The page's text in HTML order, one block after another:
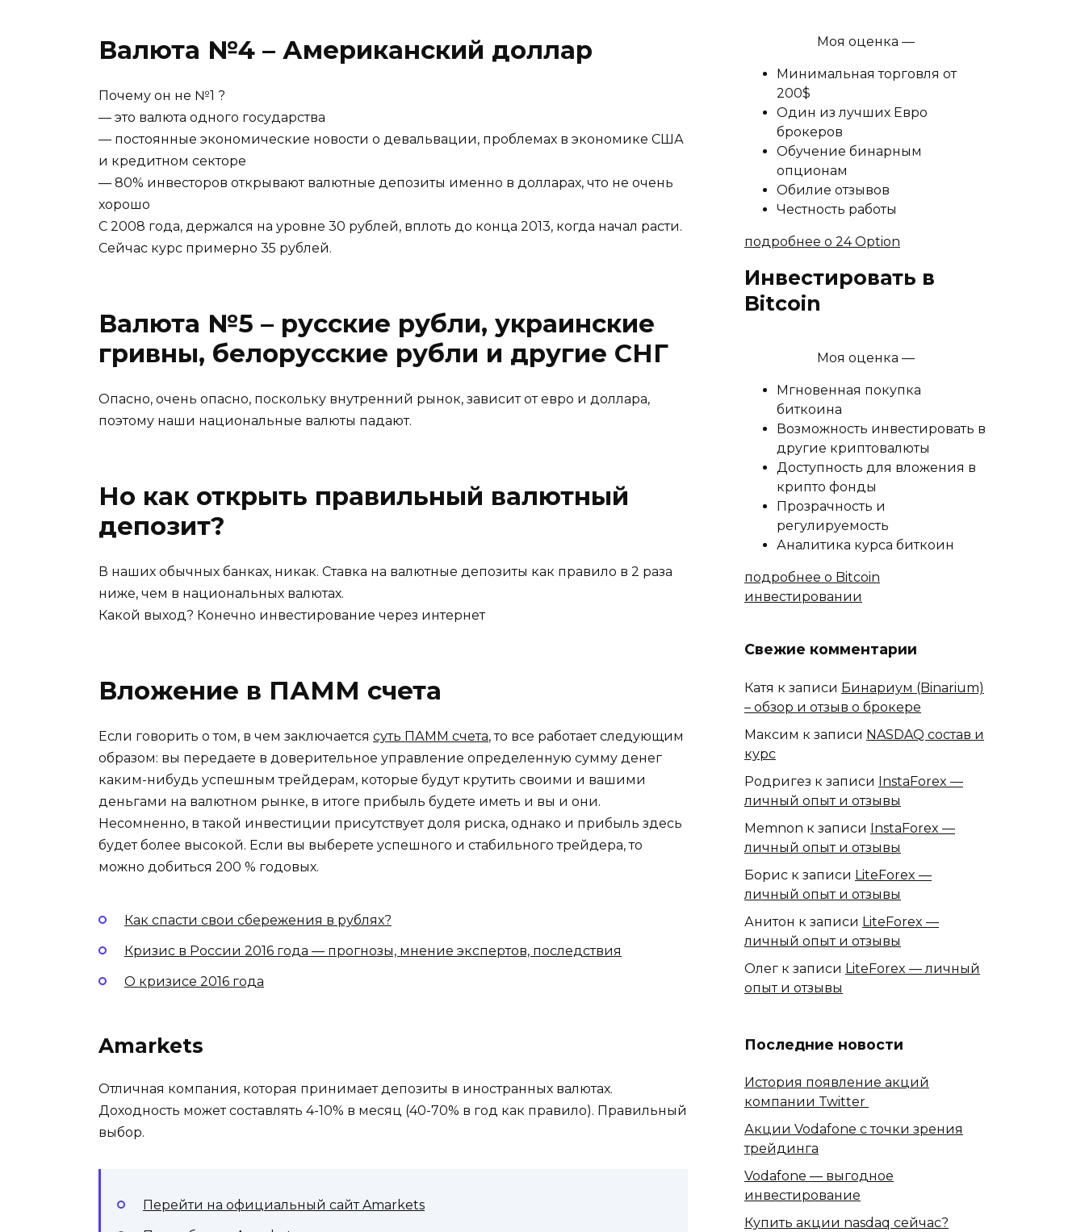
Валюта №4 – Американский доллар
Почему он не №1 ?
— это валюта одного государства
— постоянные экономические новости о девальвации, проблемах в экономике США
и кредитном секторе
— 80% инвесторов открывают валютные депозиты именно в долларах, что не очень
хорошо
С 2008 года, держался на уровне 30 рублей, вплоть до конца 2013, когда начал расти.
Сейчас курс примерно 35 рублей.
Валюта №5 – русские рубли, украинские
гривны, белорусские рубли и другие СНГ
Опасно, очень опасно, поскольку внутренний рынок, зависит от евро и доллара,
поэтому наши национальные валюты падают.
Но как открыть правильный валютный
депозит?
В наших обычных банках, никак. Ставка на валютные депозиты как правило в 2 раза
ниже, чем в национальных валютах.
Какой выход? Конечно инвестирование через интернет
Вложение в ПАММ счета
Если говорить о том, в чем заключается суть ПАММ счета, то все работает следующим
образом: вы передаете в доверительное управление определенную сумму денег
каким-нибудь успешным трейдерам, которые будут крутить своими и вашими
деньгами на валютном рынке, в итоге прибыль будете иметь и вы и они.
Несомненно, в такой инвестиции присутствует доля риска, однако и прибыль здесь
будет более высокой. Если вы выберете успешного и стабильного трейдера, то
можно добиться 200 % годовых.
Как спасти свои сбережения в рублях?
Кризис в России 2016 года — прогнозы, мнение экспертов, последствия
О кризисе 2016 года
Amarkets
Отличная компания, которая принимает депозиты в иностранных валютах.
Доходность может составлять 4-10% в месяц (40-70% в год как правило). Правильный
выбор.
Перейти на официальный сайт Amarkets
Моя оценка —
Минимальная торговля от
200$
Один из лучших Евро
брокеров
Обучение бинарным
опционам
Обилие отзывов
Честность работы
подробнее о 24 Option
Инвестировать в
Bitcoin
Моя оценка —
Мгновенная покупка
биткоина
Возможность инвестировать в
другие криптовалюты
Доступность для вложения в
крипто фонды
Прозрачность и
регулируемость
Аналитика курса биткоин
подробнее о Bitcoin
инвестировании
Свежие комментарии
Катя к записи Бинариум (Binarium)
– обзор и отзыв о брокере
Максим к записи NASDAQ состав и
курс
Родригез к записи InstaForex —
личный опыт и отзывы
Memnon к записи InstaForex —
личный опыт и отзывы
Борис к записи LiteForex —
личный опыт и отзывы
Анитон к записи LiteForex —
личный опыт и отзывы
Олег к записи LiteForex — личный
опыт и отзывы
Последние новости
История появление акций
компании Twitter
Акции Vodafone с точки зрения
трейдинга
Vodafone — выгодное
инвестирование
Купить акции nasdaq сейчас?